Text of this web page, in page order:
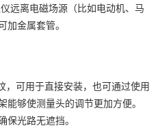
离电磁场源（比如电动机、马
金属套管。
可用于直接安装，也可通过使用
够使测量头的调节更加方便。
光路无遮挡。